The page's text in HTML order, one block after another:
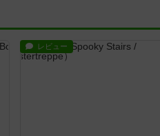
レビュー